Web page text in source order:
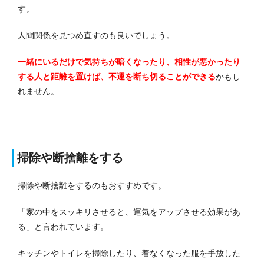
す。
人間関係を見つめ直すのも良いでしょう。
一緒にいるだけで気持ちが暗くなったり、相性が悪かったり
する人と距離を置けば、不運を断ち切ることができるかもし
れません。
掃除や断捨離をする
掃除や断捨離をするのもおすすめです。
「家の中をスッキリさせると、運気をアップさせる効果があ
る」と言われています。
キッチンやトイレを掃除したり、着なくなった服を手放した